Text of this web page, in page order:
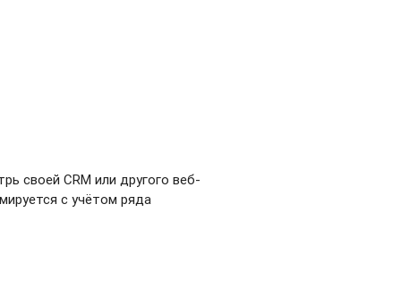
своей CRM или другого веб-
с учётом ряда